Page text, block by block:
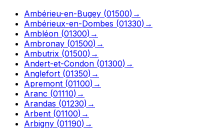
Ambérieu-en-Bugey (01500) →
Ambérieux-en-Dombes (01330) →
Ambléon (01300) →
Ambronay (01500) →
Ambutrix (01500) →
Andert-et-Condon (01300) →
Anglefort (01350) →
Apremont (01100) →
Aranc (01110) →
Arandas (01230) →
Arbent (01100) →
Arbigny (01190) →